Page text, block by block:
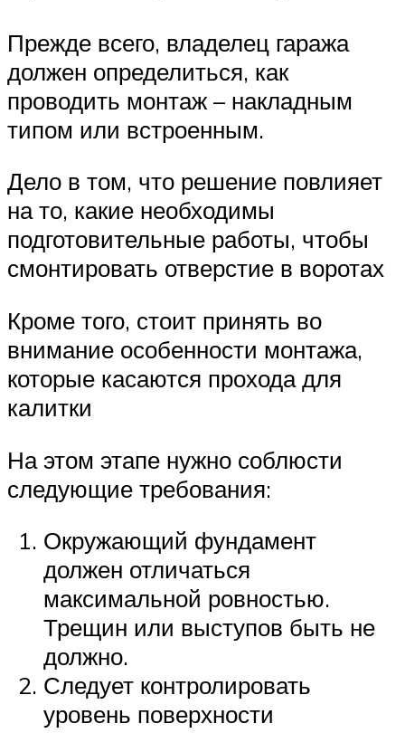
Прежде всего, владелец гаража
должен определиться, как
проводить монтаж – накладным
типом или встроенным.
Дело в том, что решение повлияет
на то, какие необходимы
подготовительные работы, чтобы
смонтировать отверстие в воротах
Кроме того, стоит принять во
внимание особенности монтажа,
которые касаются прохода для
калитки
На этом этапе нужно соблюсти
следующие требования:
Окружающий фундамент
должен отличаться
максимальной ровностью.
Трещин или выступов быть не
должно.
Следует контролировать
уровень поверхности